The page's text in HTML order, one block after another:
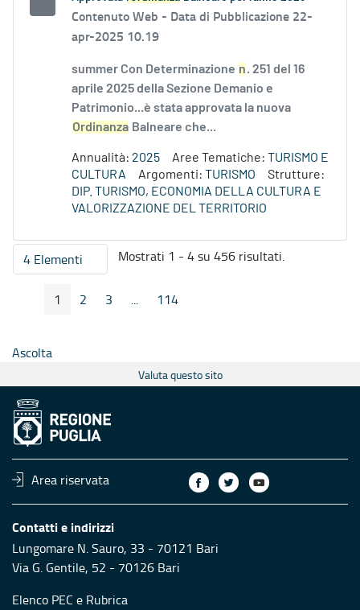
Contenuto Web - Data di Pubblicazione 22-
apr-2025 10.19
summer Con Determinazione n. 251 del 16
aprile 2025 della Sezione Demanio e
Patrimonio...è stata approvata la nuova
Ordinanza Balneare che...
Annualità: 2025 Aree Tematiche: TURISMO E
CULTURA
Argomenti: TURISMO
Strutture:
DIP. TURISMO, ECONOMIA DELLA CULTURA E
VALORIZZAZIONE DEL TERRITORIO
4 ElementiPer pagina
Mostrati 1 - 4 su 456 risultati.
Pagina Precedente
Pagina
1 Pagina
2 Pagina
3 ...
Pagine intermedie
Pagina
114
Ascolta
Valuta questo sito
Area riservata
Contatti e indirizzi
Lungomare N. Sauro, 33 - 70121 Bari
Via G. Gentile, 52 - 70126 Bari
Elenco PEC e Rubrica